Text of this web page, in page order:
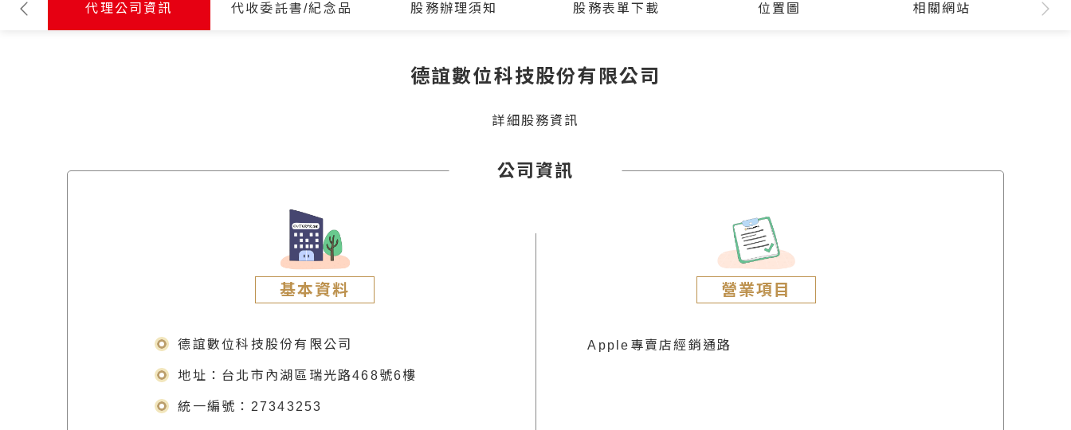
代理公司資訊 代收委託書/紀念品 股務辦理須知 股務表單下載 位置圖 相關網站
德誼數位科技股份有限公司
詳細股務資訊
公司資訊
基本資料
德誼數位科技股份有限公司
地址：台北市內湖區瑞光路468號6樓
統一編號：27343253
營業項目
Apple專賣店經銷通路